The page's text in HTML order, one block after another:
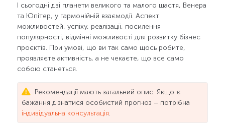
І сьогодні дві планети великого та малого щастя, Венера
та Юпітер, у гармонійній взаємодії. Аспект
можливостей, успіху, реалізації, посилення
популярності, відмінні можливості для розвитку бізнес
проєктів. При умові, що ви так само щось робите,
проявляєте активність, а не чекаєте, що все само
собою станеться.
Рекомендації мають загальний опис. Якщо є
бажання дізнатися особистий прогноз – потрібна
індивідуальна консультація.